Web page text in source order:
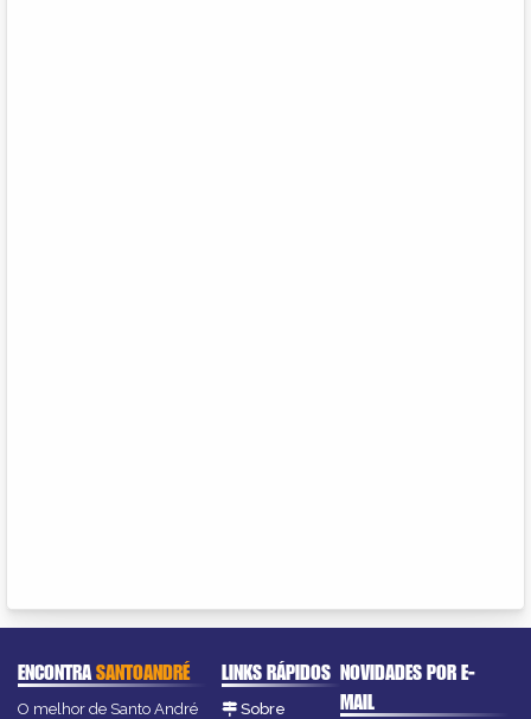
ENCONTRASANTOANDRÉ
O melhor de Santo André
LINKS RÁPIDOS
Sobre
NOVIDADES POR E-
MAIL